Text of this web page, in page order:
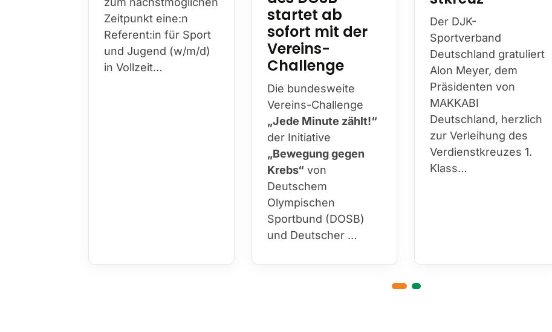
Zeitpunkt eine:n
Referent:in für Sport
und Jugend (w/m/d)
in Vollzeit…
startet ab
sofort mit der
Vereins-
Challenge
Die bundesweite
Vereins-Challenge
„Jede Minute zählt!“
der Initiative
„Bewegung gegen
Krebs“ von
Deutschem
Olympischen
Sportbund (DOSB)
und Deutscher …
Der DJK-
Sportverband
Deutschland gratuliert
Alon Meyer, dem
Präsidenten von
MAKKABI
Deutschland, herzlich
zur Verleihung des
Verdienstkreuzes 1.
Klass…